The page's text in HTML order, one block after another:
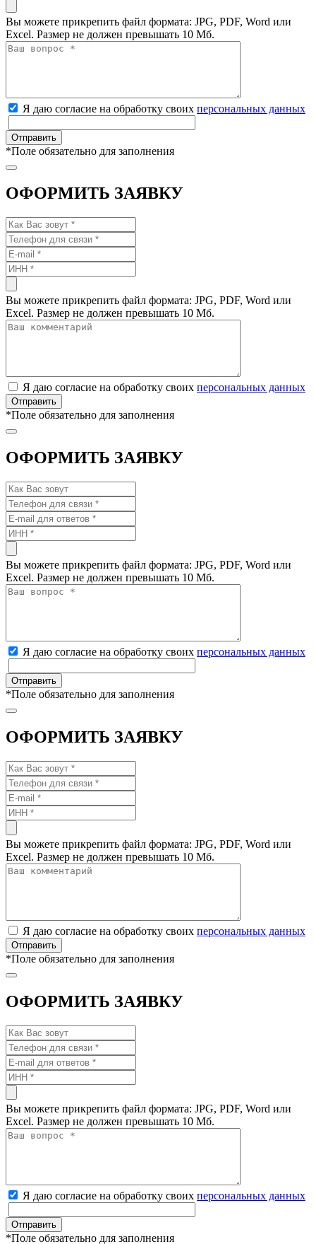
Вы можете прикрепить файл формата: JPG, PDF, Word или
Excel. Размер не должен превышать 10 Мб.
Я даю согласие на обработку своих персональных данных
*Поле обязательно для заполнения
ОФОРМИТЬ ЗАЯВКУ
Вы можете прикрепить файл формата: JPG, PDF, Word или
Excel. Размер не должен превышать 10 Мб.
Я даю согласие на обработку своих персональных данных
*Поле обязательно для заполнения
ОФОРМИТЬ ЗАЯВКУ
Вы можете прикрепить файл формата: JPG, PDF, Word или
Excel. Размер не должен превышать 10 Мб.
Я даю согласие на обработку своих персональных данных
*Поле обязательно для заполнения
ОФОРМИТЬ ЗАЯВКУ
Вы можете прикрепить файл формата: JPG, PDF, Word или
Excel. Размер не должен превышать 10 Мб.
Я даю согласие на обработку своих персональных данных
*Поле обязательно для заполнения
ОФОРМИТЬ ЗАЯВКУ
Вы можете прикрепить файл формата: JPG, PDF, Word или
Excel. Размер не должен превышать 10 Мб.
Я даю согласие на обработку своих персональных данных
*Поле обязательно для заполнения